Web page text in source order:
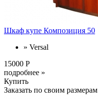
Шкаф купе Композиция 50
» Versal
15000 Р
подробнее »
Купить
Заказать по своим размерам